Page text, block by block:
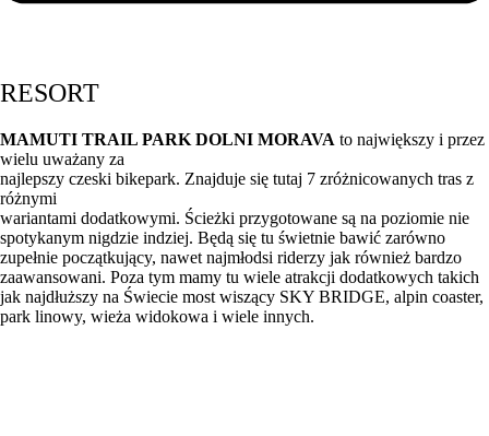
RESORT
MAMUTI TRAIL PARK DOLNI MORAVA to największy i przez
wielu uważany za
najlepszy czeski bikepark. Znajduje się tutaj 7 zróżnicowanych tras z
różnymi
wariantami dodatkowymi. Ścieżki przygotowane są na poziomie nie
spotykanym nigdzie indziej. Będą się tu świetnie bawić zarówno
zupełnie początkujący, nawet najmłodsi riderzy jak również bardzo
zaawansowani. Poza tym mamy tu wiele atrakcji dodatkowych takich
jak najdłuższy na Świecie most wiszący SKY BRIDGE, alpin coaster,
park linowy, wieża widokowa i wiele innych.